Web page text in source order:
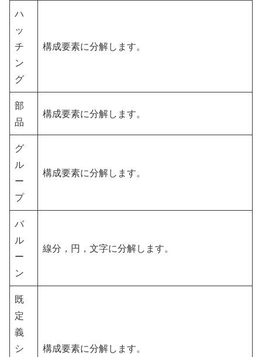
ハ
ッ
チ
ン
グ
構成要素に分解します。
部
品
構成要素に分解します。
グ
ル
ー
プ
構成要素に分解します。
バ
ル
ー
ン
線分，円，文字に分解します。
既
定
義
シ
構成要素に分解します。